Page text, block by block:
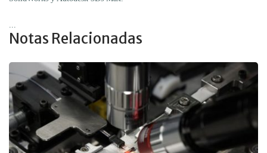
Notas Relacionadas